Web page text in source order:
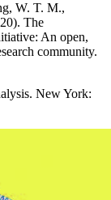
W. T. M.,
The
An open,
community.
New York: